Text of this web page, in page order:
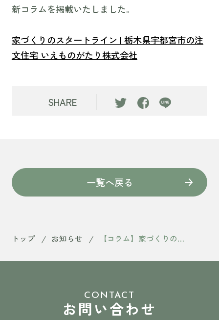
新コラムを掲載いたしました。
家づくりのスタートライン | 栃木県宇都宮市の注
文住宅 いえものがたり株式会社
SHARE
一覧へ戻る
トップ お知らせ 【コラム】家づくりのスタートライン
CONTACT
お問い合わせ